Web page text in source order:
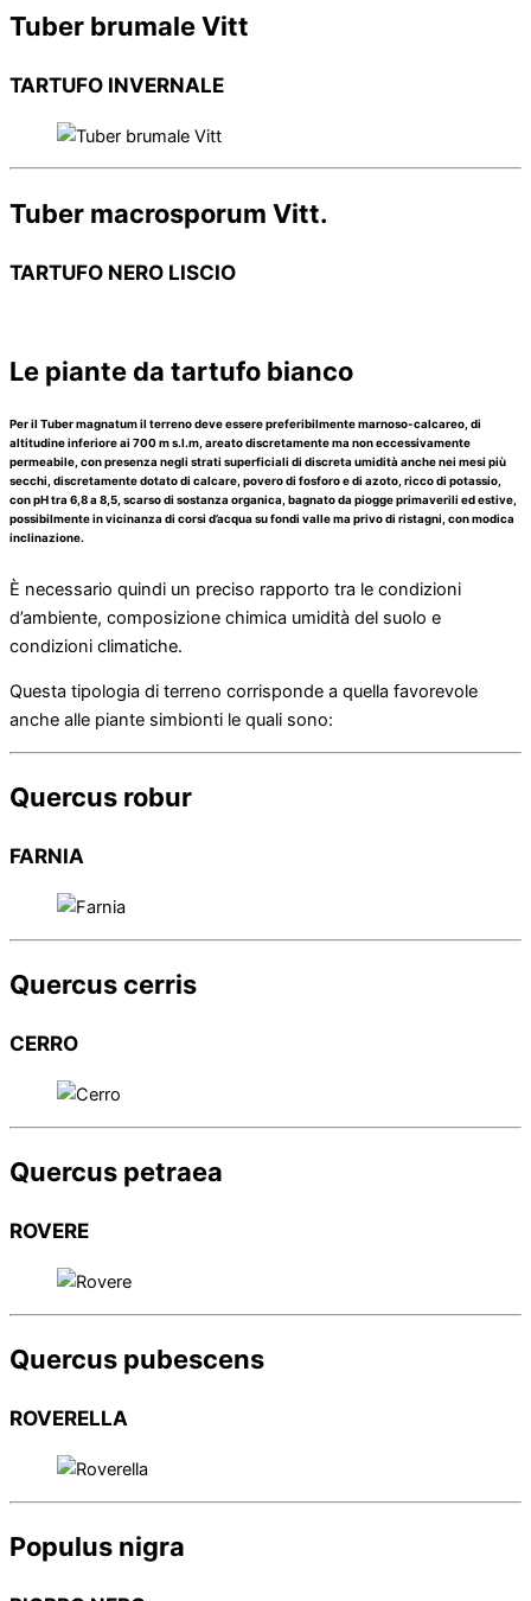
Tuber brumale Vitt
TARTUFO INVERNALE
Tuber macrosporum Vitt.
TARTUFO NERO LISCIO
Le piante da tartufo bianco
Per il Tuber magnatum il terreno deve essere preferibilmente marnoso-calcareo, di
altitudine inferiore ai 700 m s.l.m, areato discretamente ma non eccessivamente
permeabile, con presenza negli strati superficiali di discreta umidità anche nei mesi più
secchi, discretamente dotato di calcare, povero di fosforo e di azoto, ricco di potassio,
con pH tra 6,8 a 8,5, scarso di sostanza organica, bagnato da piogge primaverili ed estive,
possibilmente in vicinanza di corsi d’acqua su fondi valle ma privo di ristagni, con modica
inclinazione.
È necessario quindi un preciso rapporto tra le condizioni
d’ambiente, composizione chimica umidità del suolo e
condizioni climatiche.
Questa tipologia di terreno corrisponde a quella favorevole
anche alle piante simbionti le quali sono:
Quercus robur
FARNIA
Quercus cerris
CERRO
Quercus petraea
ROVERE
Quercus pubescens
ROVERELLA
Populus nigra